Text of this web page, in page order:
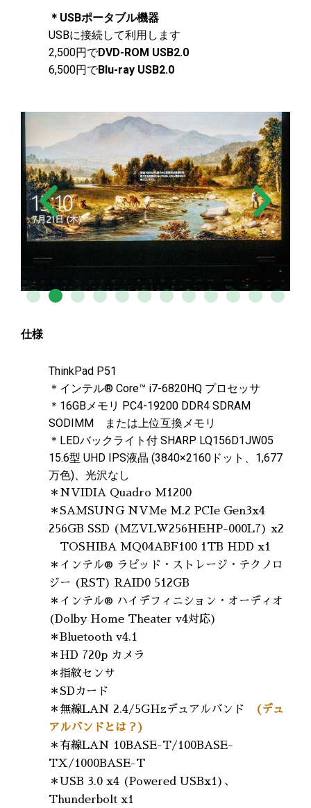
＊USBポータブル機器
USBに接続して利用します
2,500円でDVD-ROM USB2.0
6,500円でBlu-ray USB2.0
仕様
ThinkPad P51
＊インテル® Core™ i7-6820HQ プロセッサ
＊16GBメモリ PC4-19200 DDR4 SDRAM
SODIMM または上位互換メモリ
＊LEDバックライト付 SHARP LQ156D1JW05
15.6型 UHD IPS液晶 (3840×2160ドット、1,677
万色)、光沢なし
＊NVIDIA Quadro M1200
＊SAMSUNG NVMe M.2 PCIe Gen3x4
256GB SSD (MZVLW256HEHP-000L7) x2
TOSHIBA MQ04ABF100 1TB HDD x1
＊インテル® ラピッド・ストレージ・テクノロ
ジー (RST) RAID0 512GB
＊インテル® ハイデフィニション・オーディオ
(Dolby Home Theater v4対応)
＊Bluetooth v4.1
＊HD 720p カメラ
＊指紋センサ
＊SDカード
＊無線LAN 2.4/5GHzデュアルバンド
(デュ
アルバンドとは？)
＊有線LAN 10BASE-T/100BASE-
TX/1000BASE-T
＊USB 3.0 x4 (Powered USBx1)、
Thunderbolt x1